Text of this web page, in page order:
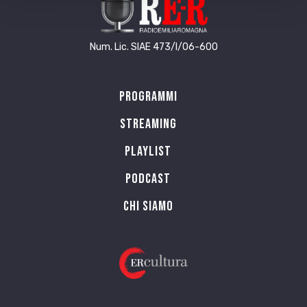
Num. Lic. SIAE 473/I/06-600
Programmi
Streaming
Playlist
PODCAST
Chi siamo